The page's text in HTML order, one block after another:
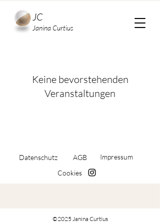
JC
Janina Curtius
Keine bevorstehenden
Veranstaltungen
Datenschutz
AGB
Cookies
Impressum
©2025 Janina Curtius